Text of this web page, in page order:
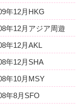
年12月HKG
年12月アジア周遊
年12月AKL
年12月SHA
年10月MSY
年8月SFO